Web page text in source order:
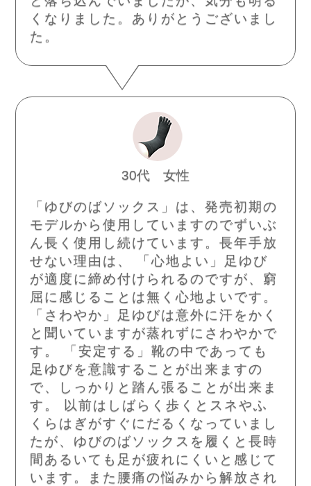
くなりました。ありがとうございまし
た。
30代 女性
「ゆびのばソックス」は、発売初期の
モデルから使用していますのでずいぶ
ん長く使用し続けています。長年手放
せない理由は、 「心地よい」足ゆび
が適度に締め付けられるのですが、窮
屈に感じることは無く心地よいです。
「さわやか」足ゆびは意外に汗をかく
と聞いていますが蒸れずにさわやかで
す。 「安定する」靴の中であっても
足ゆびを意識することが出来ますの
で、しっかりと踏ん張ることが出来ま
す。 以前はしばらく歩くとスネやふ
くらはぎがすぐにだるくなっていまし
たが、ゆびのばソックスを履くと長時
間あるいても足が疲れにくいと感じて
います。また腰痛の悩みから解放され